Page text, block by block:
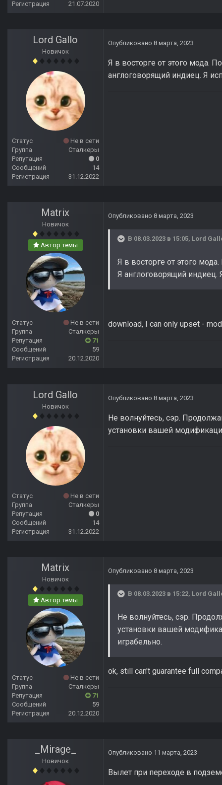
Регистрация 21.07.2020
Lord Gallo
Новичок
Статус
Не в сети
Группа
Сталкеры
Репутация
0
Сообщений
14
Регистрация
31.12.2022
Опубликовано 8 марта, 2023
Я в восторге от этого мода.
англоговорящий индиец. Я
Matrix
Новичок
Автор темы
Статус
Не в сети
Группа
Сталкеры
Репутация
71
Сообщений
59
Регистрация
20.12.2020
Опубликовано 8 марта, 2023
В 08.03.2023 в 15:05, Lord
Я в восторге от этого
Я англоговорящий индиец.
download, I can only upset -
Lord Gallo
Новичок
Статус
Не в сети
Группа
Сталкеры
Репутация
0
Сообщений
14
Регистрация
31.12.2022
Опубликовано 8 марта, 2023
Не волнуйтесь, сэр.
установки вашей
Matrix
Новичок
Автор темы
Статус
Не в сети
Группа
Сталкеры
Репутация
71
Сообщений
59
Регистрация
20.12.2020
Опубликовано 8 марта, 2023
В 08.03.2023 в 15:22, Lord
Не волнуйтесь, сэр.
установки вашей
играбельно.
ok, still can't guarantee full
_Mirage_
Новичок
Опубликовано 11 марта, 2023
Вылет при переходе в